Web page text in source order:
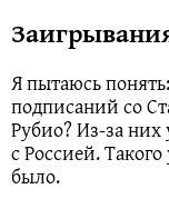
Я пытаюсь
подписаний со
Рубио? Из-за них
с Россией.
было.